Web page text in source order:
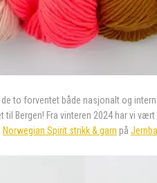
to forventet både nasjonalt og
til Bergen! Fra vinteren 2024 har vi
Norwegian Spirit strikk & garn på